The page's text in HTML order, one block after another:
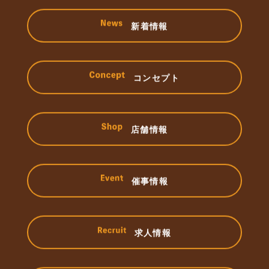
新着情報
コンセプト
店舗情報
催事情報
求人情報